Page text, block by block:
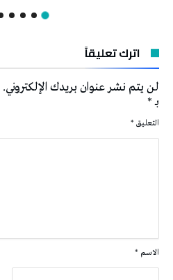
اترك تعليقاً
لن يتم نشر عنوان بريدك الإلكتروني.
بـ*
التعليق *
الاسم *